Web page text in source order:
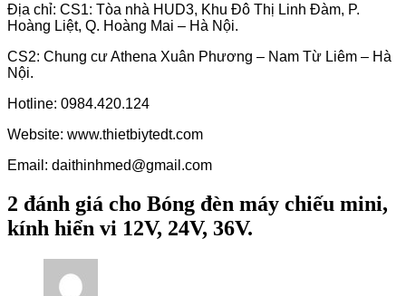
Địa chỉ: CS1: Tòa nhà HUD3, Khu Đô Thị Linh Đàm, P.
Hoàng Liệt, Q. Hoàng Mai – Hà Nội.
CS2: Chung cư Athena Xuân Phương – Nam Từ Liêm – Hà
Nội.
Hotline: 0984.420.124
Website: www.thietbiytedt.com
Email: daithinhmed@gmail.com
2 đánh giá cho Bóng đèn máy chiếu mini,
kính hiển vi 12V, 24V, 36V.